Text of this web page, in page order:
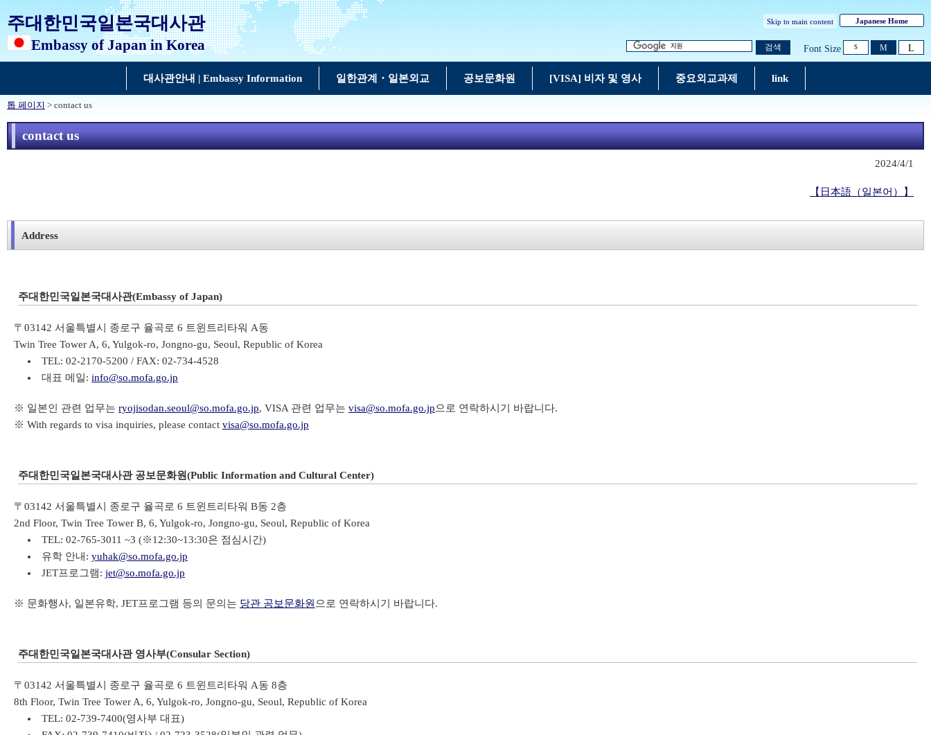
주대한민국일본국대사관
Embassy of Japan in Korea
Skip to main content Japanese Home
검색 Font Size S M L
대사관안내 | Embassy Information 일한관계・일본외교 공보문화원 [VISA] 비자 및 영사 중요외교과제 link
톱 페이지 > contact us
contact us
2024/4/1
【日本語（일본어）】
Address
주대한민국일본국대사관(Embassy of Japan)
〒03142 서울특별시 종로구 율곡로 6 트윈트리타워 A동
Twin Tree Tower A, 6, Yulgok-ro, Jongno-gu, Seoul, Republic of Korea
TEL: 02-2170-5200 / FAX: 02-734-4528
대표 메일:info@so.mofa.go.jp
※ 일본인 관련 업무는 ryojisodan.seoul@so.mofa.go.jp, VISA 관련 업무는 visa@so.mofa.go.jp으로 연락하시기 바랍니다.
※ With regards to visa inquiries, please contact visa@so.mofa.go.jp
주대한민국일본국대사관 공보문화원(Public Information and Cultural Center)
〒03142 서울특별시 종로구 율곡로 6 트윈트리타워 B동 2층
2nd Floor, Twin Tree Tower B, 6, Yulgok-ro, Jongno-gu, Seoul, Republic of Korea
TEL: 02-765-3011 ~3 (※12:30~13:30은 점심시간)
유학 안내:yuhak@so.mofa.go.jp
JET프로그램:jet@so.mofa.go.jp
※ 문화행사, 일본유학, JET프로그램 등의 문의는 당관 공보문화원 으로 연락하시기 바랍니다.
주대한민국일본국대사관 영사부(Consular Section)
〒03142 서울특별시 종로구 율곡로 6 트윈트리타워 A동 8층
8th Floor, Twin Tree Tower A, 6, Yulgok-ro, Jongno-gu, Seoul, Republic of Korea
TEL: 02-739-7400(영사부 대표)